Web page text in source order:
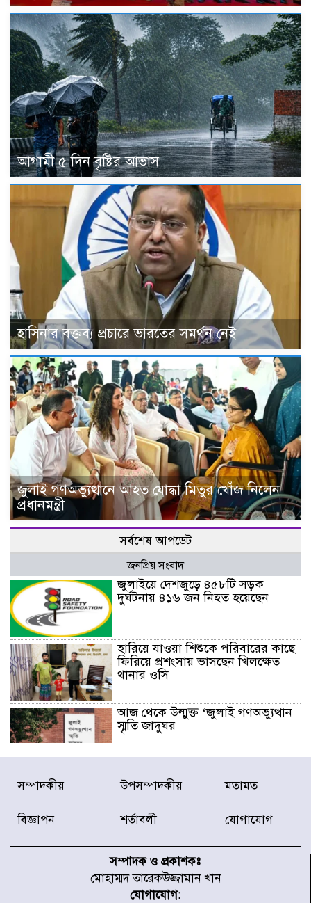
আগামী ৫ দিন বৃষ্টির আভাস
হাসিনার বক্তব্য প্রচারে ভারতের সমর্থন নেই
জুলাই গণঅভ্যুত্থানে আহত যোদ্ধা মিতুর খোঁজ নিলেন
প্রধানমন্ত্রী
সর্বশেষ আপডেট
জনপ্রিয় সংবাদ
জুলাইয়ে দেশজুড়ে ৪৫৮টি সড়ক
দুর্ঘটনায় ৪১৬ জন নিহত হয়েছেন
হারিয়ে যাওয়া শিশুকে পরিবারের কাছে
ফিরিয়ে প্রশংসায় ভাসছেন খিলক্ষেত
থানার ওসি
আজ থেকে উন্মুক্ত ‘জুলাই গণঅভ্যুত্থান
স্মৃতি জাদুঘর
রাজধানীর উত্তরা আঞ্চলিক পাসপোর্ট
অফিসের সামনে দালাল চক্রের ১৩ জন
করেছে র‌্যাব-১
চূড়ান্ত পর্যায়ে : ইরান
সম্পাদকীয় উপসম্পাদকীয় মতামত
বিজ্ঞাপন শর্তাবলী যোগাযোগ
সম্পাদক ও প্রকাশকঃ
মোহাম্মদ তারেকউজ্জামান খান
যোগাযোগ: